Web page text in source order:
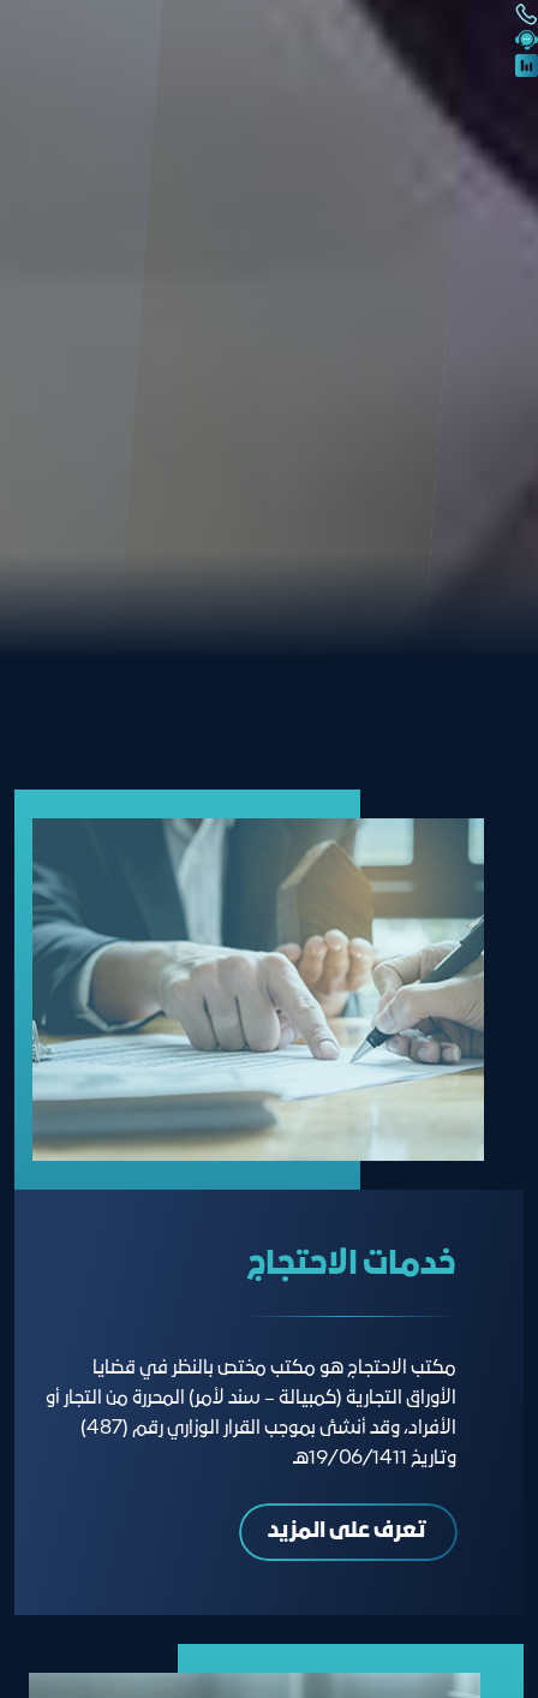
خدمات الاحتجاج
مكتب الاحتجاج هو مكتب مختص بالنظر في قضايا
الأوراق التجارية (كمبيالة – سند لأمر) المحررة من التجار أو
الأفراد، وقد أنشئ بموجب القرار الوزاري رقم (487)
وتاريخ 19/06/1411هـ
تعرف على المزيد